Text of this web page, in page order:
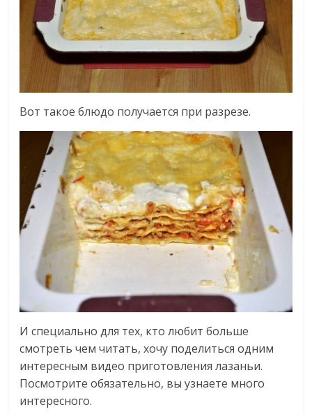
Вот такое блюдо получается при разрезе.
И специально для тех, кто любит больше
смотреть чем читать, хочу поделиться одним
интересным видео приготовления лазаньи.
Посмотрите обязательно, вы узнаете много
интересного.